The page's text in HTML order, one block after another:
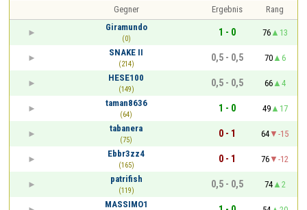
Gegner Ergebnis
Rang
Giramundo
(0)
1 - 0 76
13
SNAKE II
(214)
0,5 - 0,5 70
6
HESE100
(149)
0,5 - 0,5 66
4
taman8636
(64)
1 - 0 49
17
tabanera
(75)
0 - 1 64
-15
Ebbr3zz4
(165)
0 - 1 76
-12
patrifish
(119)
0,5 - 0,5 74
2
MASSIMO1